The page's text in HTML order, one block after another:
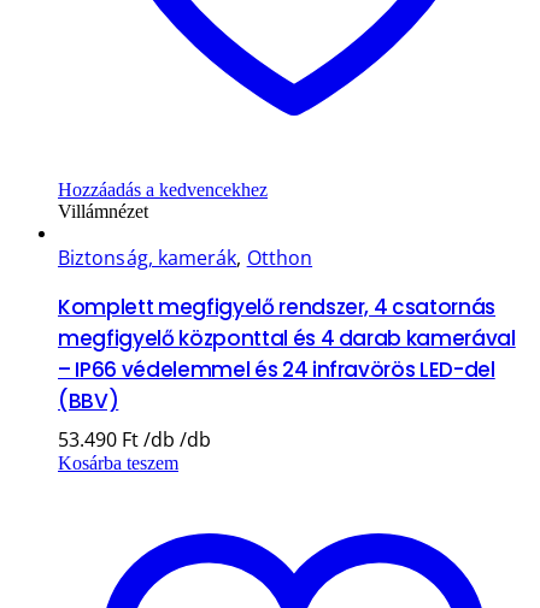
Hozzáadás a kedvencekhez
Villámnézet
Biztonság, kamerák, Otthon
Komplett megfigyelő rendszer, 4 csatornás
megfigyelő központtal és 4 darab kamerával
– IP66 védelemmel és 24 infravörös LED-del
(BBV)
53.490 Ft
Kosárba teszem